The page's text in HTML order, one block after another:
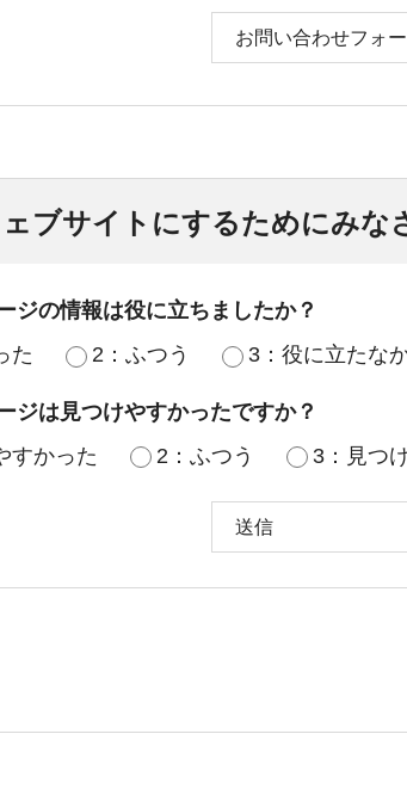
お問い合わせフォ
ブサイトにするためにみな
ジの情報は役に立ちましたか？
た
2：ふつう 3：役に立たな
ジは見つけやすかったですか？
すかった
2：ふつう 3：見つ